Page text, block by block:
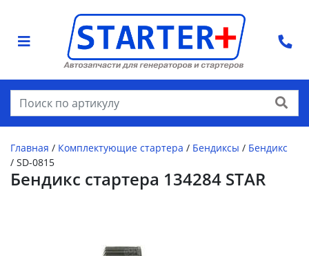
Найти
Главная / Комплектующие стартера / Бендиксы / Бендикс
/ SD-0815
Бендикс стартера 134284 STAR